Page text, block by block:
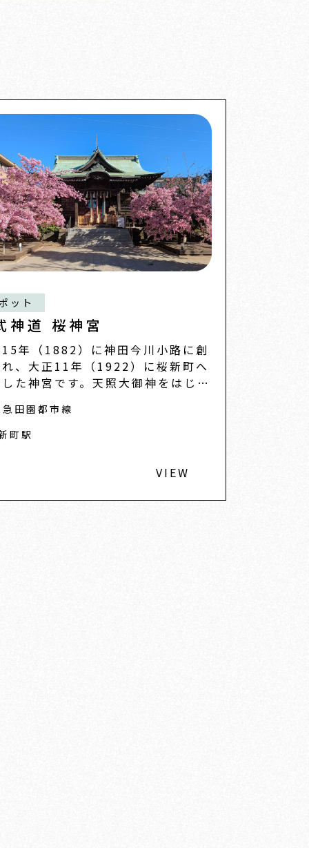
ット
神道 桜神宮
年（1882）に神田今川小路に創
、大正11年（1922）に桜新町へ
た神宮です。天照大御神をはじめ
急田園都市線
町駅
VIEW